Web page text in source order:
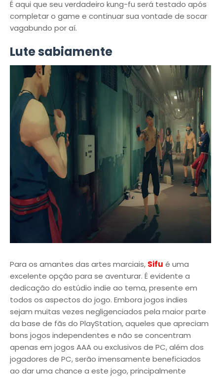
É aqui que seu verdadeiro kung-fu será testado após
completar o game e continuar sua vontade de socar
vagabundo por aí.
Lute sabiamente
Para os amantes das artes marciais, Sifu é uma
excelente opção para se aventurar. É evidente a
dedicação do estúdio indie ao tema, presente em
todos os aspectos do jogo. Embora jogos indies
sejam muitas vezes negligenciados pela maior parte
da base de fãs do PlayStation, aqueles que apreciam
bons jogos independentes e não se concentram
apenas em jogos AAA ou exclusivos de PC, além dos
jogadores de PC, serão imensamente beneficiados
ao dar uma chance a este jogo, principalmente